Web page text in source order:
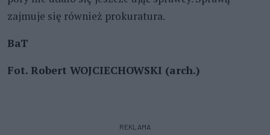
zajmuje się również prokuratura.
BaT
Fot. Robert WOJCIECHOWSKI (arch.)
REKLAMA